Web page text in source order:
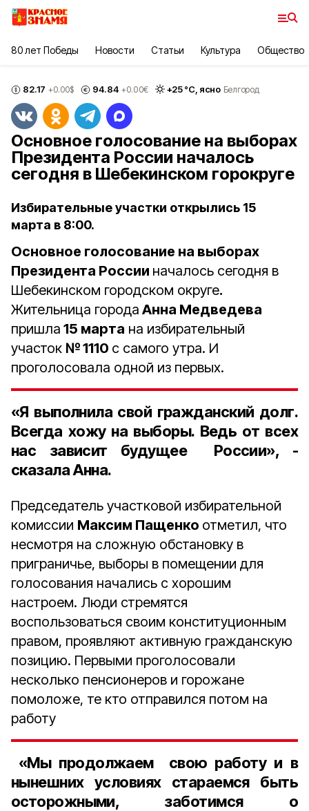
80 лет Победы Новости Статьи Культура Общество
82.17 +0.00$ 94.84 +0.00€ +25°С, ясно Белгород
Основное голосование на выборах
Президента России началось
сегодня в Шебекинском горокруге
Избирательные участки открылись 15
марта в 8:00.
Основное голосование на выборах
Президента России началось сегодня в
Шебекинском городском округе.
Жительница города Анна Медведева
пришла 15 марта на избирательный
участок № 1110 с самого утра. И
проголосовала одной из первых.
«Я выполнила свой гражданский долг.
Всегда хожу на выборы. Ведь от всех
нас зависит будущее России», -
сказала Анна.
Председатель участковой избирательной
комиссии Максим Пащенко отметил, что
несмотря на сложную обстановку в
приграничье, выборы в помещении для
голосования начались с хорошим
настроем. Люди стремятся
воспользоваться своим конституционным
правом, проявляют активную гражданскую
позицию. Первыми проголосовали
несколько пенсионеров и горожане
помоложе, те кто отправился потом на
работу
«Мы продолжаем свою работу и в
нынешних условиях стараемся быть
осторожными, заботимся о